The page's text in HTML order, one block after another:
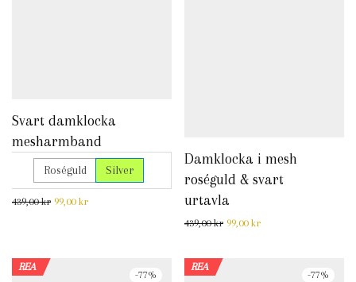
Svart damklocka
mesharmband
Roséguld Silver
439,00kr Det ursprungliga priset var: 439,00 kr.
99,00 krDet nuvarande priset är: 99,00 kr.
Damklocka i mesh
roséguld & svart
urtavla
439,00kr Det ursprungliga priset var:
99,00 krDet nuvarande
-77%
REA
-77%
REA